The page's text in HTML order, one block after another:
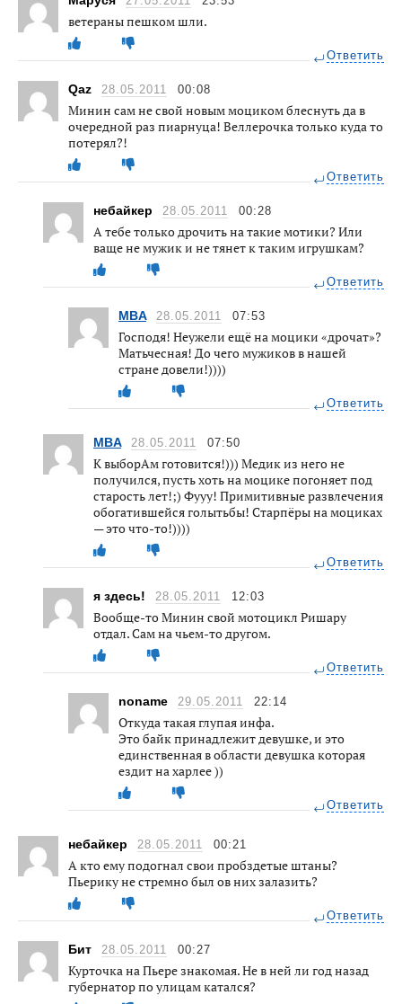
ветераны пешком шли.
Ответить
Qaz 28.05.2011 00:08
Минин сам не свой новым моциком блеснуть да в
очередной раз пиарнуца! Веллерочка только куда то
потерял?!
Ответить
небайкер 28.05.2011 00:28
А тебе только дрочить на такие мотики? Или
ваще не мужик и не тянет к таким игрушкам?
Ответить
MBA 28.05.2011 07:53
Господя! Неужели ещё на моцики «дрочат»?
Матьчесная! До чего мужиков в нашей
стране довели!))))
Ответить
MBA 28.05.2011 07:50
К выборАм готовится!))) Медик из него не
получился, пусть хоть на моцике погоняет под
старость лет!;) Фууу! Примитивные развлечения
обогатившейся голытьбы! Старпёры на моциках
— это что-то!))))
Ответить
я здесь! 28.05.2011 12:03
Вообще-то Минин свой мотоцикл Ришару
отдал. Сам на чьем-то другом.
Ответить
noname 29.05.2011 22:14
Откуда такая глупая инфа.
Это байк принадлежит девушке, и это
единственная в области девушка которая
ездит на харлее ))
Ответить
небайкер 28.05.2011 00:21
А кто ему подогнал свои пробздетые штаны?
Пьерику не стремно был ов них залазить?
Ответить
Бит 28.05.2011 00:27
Курточка на Пьере знакомая. Не в ней ли год назад
губернатор по улицам катался?